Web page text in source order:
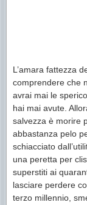
L’amara fattezza
comprendere che
avrai mai le
hai mai avute.
salvezza è morire
abbastanza pelo
schiacciato
una peretta per
superstiti ai
lasciare perdere
terzo millennio,